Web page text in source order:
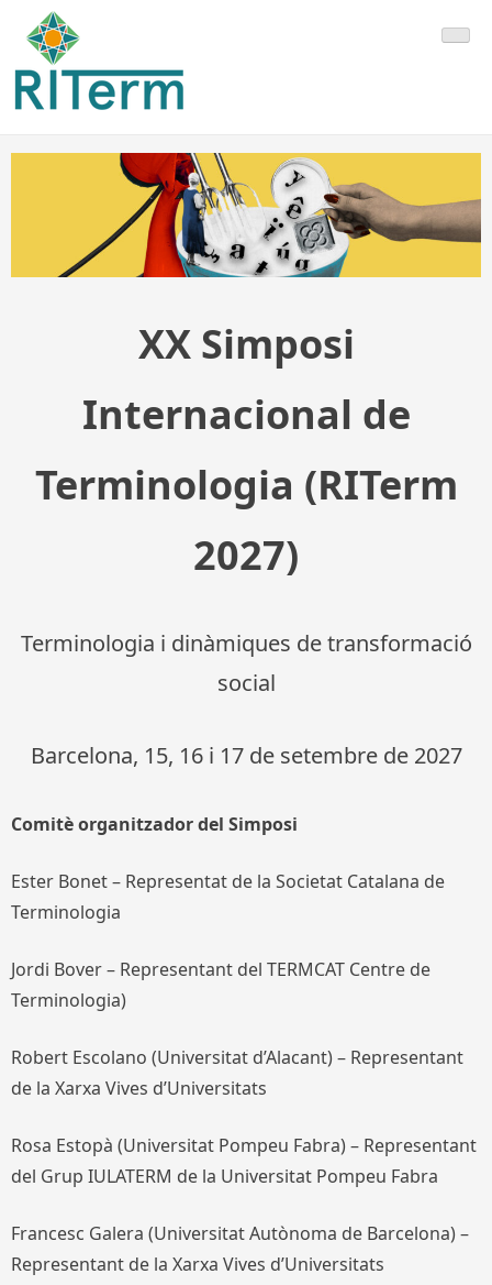
Saltar
contenido
RITerm
XX Simposi
Internacional de
Terminologia (RITerm
2027)
Terminologia i dinàmiques de transformació
social
Barcelona, 15, 16 i 17 de setembre de 2027
Comitè organitzador del Simposi
Ester Bonet – Representat de la Societat Catalana de
Terminologia
Jordi Bover – Representant del TERMCAT Centre de
Terminologia)
Robert Escolano (Universitat d’Alacant) – Representant
de la Xarxa Vives d’Universitats
Rosa Estopà (Universitat Pompeu Fabra) – Representant
del Grup IULATERM de la Universitat Pompeu Fabra
Francesc Galera (Universitat Autònoma de Barcelona) –
Representant de la Xarxa Vives d’Universitats